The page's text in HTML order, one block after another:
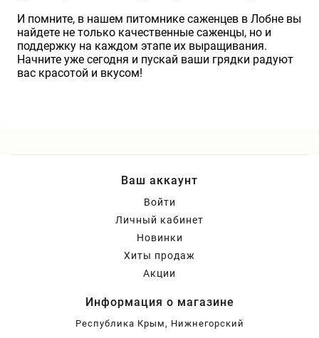
И помните, в нашем питомнике саженцев в Лобне вы
найдете не только качественные саженцы, но и
поддержку на каждом этапе их выращивания.
Начните уже сегодня и пускай ваши грядки радуют
вас красотой и вкусом!
Ваш аккаунт
Войти
Личный кабинет
Новинки
Хиты продаж
Акции
Информация о магазине
Республика Крым, Нижнегорский